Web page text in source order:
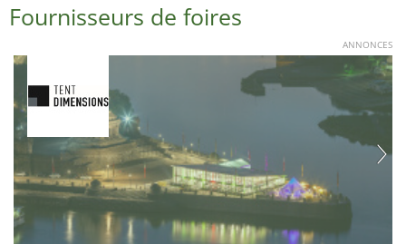
Fournisseurs de foires
ANNONCES